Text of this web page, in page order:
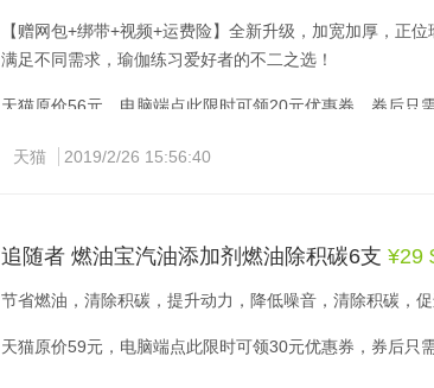
【赠网包+绑带+视频+运费险】全新升级，加宽加厚，正
满足不同需求，瑜伽练习爱好者的不二之选！
天猫原价56元，电脑端点此限时可领20元优惠券，券后只
手机端复制标题淘口令，打开手机淘宝即可查看并下单！
天猫 2019/2/26 15:56:40
追随者 燃油宝汽油添加剂燃油除积碳6支 ¥29
节省燃油，清除积碳，提升动力，降低噪音，清除积碳，
天猫原价59元，电脑端点此限时可领30元优惠券，券后只